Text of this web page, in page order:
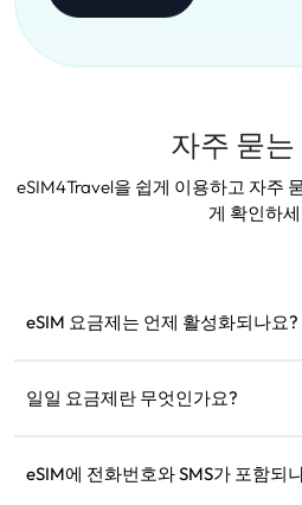
자주 묻는
eSIM4Travel을 쉽게 이용하고 자주
게 확인하
eSIM 요금제는 언제 활성화되나요?
하는 것을 권장합니다.
일일 요금제란 무엇인가요?
하루 데이터 사용량이 초과되면 속
eSIM에 전화번호와 SMS가 포함되